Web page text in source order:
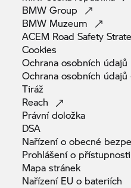
BMWGroup
BMW Muzeum
ACEM Road Safety
Cookies
Ochrana osobních údajů
Ochrana osobních
Tiráž
Reach
Právnídoložka
DSA
Nařízení o obecné
Prohlášení o přístupnosti
Mapastránek
Nařízení EU o bateriích